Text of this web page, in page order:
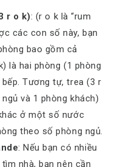
r o k): (r o k là “rum
các con số này, bạn
bao gồm cả
là hai phòng (1 phòng
Tương tự, trea (3 r
và 1 phòng khách)
ở một số nước
theo số phòng ngủ.
: Nếu bạn có nhiều
nhà, bạn nên cần